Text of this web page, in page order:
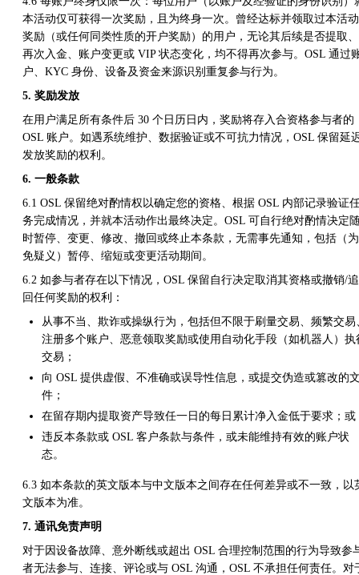
本活动仅可获得一次奖励，且为终身一次。曾经达标并领取过本活动
奖励（或任何同类性质的开户奖励）的用户，无论其后续是否提取、
再次入金、账户变更或 VIP 状态变化，均不得再次参与。OSL 通过
户、KYC 身份、设备及资金来源识别重复参与行为。
5. 奖励发放
在用户满足所有条件后 30 个日历日内，奖励将存入合资格参与者的
OSL 账户。如遇系统维护、数据验证或不可抗力情况，OSL 保留延
发放奖励的权利。
6. 一般条款
6.1 OSL 保留绝对酌情权以确定您的资格、根据 OSL 内部记录验证
务完成情况，并就本活动作出最终决定。OSL 可自行绝对酌情决定
时暂停、变更、修改、撤回或终止本条款，无需事先通知，包括（为
免疑义）暂停、缩短或变更活动期间。
6.2 如参与者存在以下情况，OSL 保留自行决定取消其资格或撤销/追
回任何奖励的权利：
从事不当、欺诈或操纵行为，包括但不限于刷量交易、频繁交易
注册多个账户、恶意领取奖励或使用自动化手段（如机器人）执
交易；
向 OSL 提供虚假、不准确或误导性信息，或提交伪造或篡改的
件；
在留存期内提取资产导致任一日的每日累计净入金低于要求；或
违反本条款或 OSL 客户条款与条件，或未能维持有效的账户状
态。
6.3 如本条款的英文版本与中文版本之间存在任何差异或不一致，以
文版本为准。
7. 通讯免责声明
对于因设备故障、意外断线或超出 OSL 合理控制范围的行为导致参
者无法参与、连接、评论或与 OSL 沟通，OSL 不承担任何责任。对